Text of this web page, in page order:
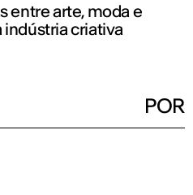
entre arte, moda e
indústria criativa
POR